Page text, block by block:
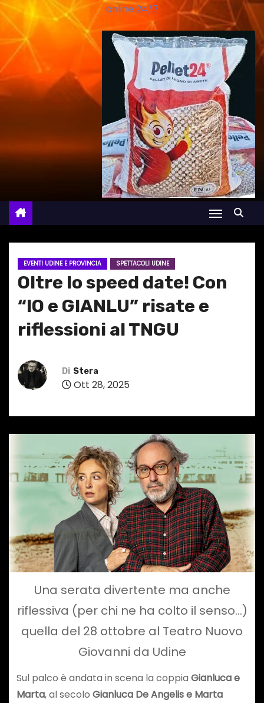
online 24/7
EVENTI UDINE E PROVINCIA SPETTACOLI UDINE
Oltre lo speed date! Con
“IO e GIANLU” risate e
riflessioni al TNGU
Di Stera
Ott 28, 2025
Una serata divertente ma anche
riflessiva (per chi ne ha colto il senso…)
quella del 28 ottobre al Teatro Nuovo
Giovanni da Udine
Sul palco è andata in scena la coppia Gianluca e
Marta, al secolo Gianluca De Angelis e Marta